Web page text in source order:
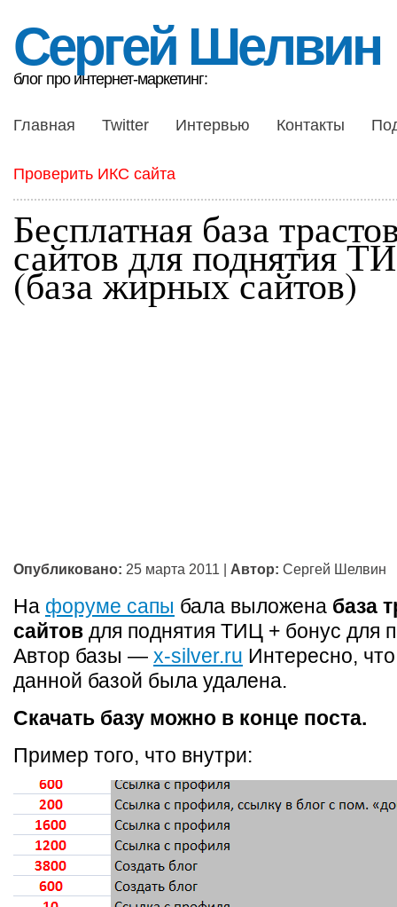
Сергей Шелвин
блог про интернет-маркетинг:
Главная Twitter Интервью Контакты
Проверить ИКС сайта
Бесплатная база
сайтов для поднятия
(база жирных сайтов)
Опубликовано: 25 марта 2011 | Автор: Сергей Шелвин
На форуме сапы бала выложена база
сайтов для поднятия ТИЦ + бонус для
Автор базы — x-silver.ru Интересно,
данной базой была удалена.
Скачать базу можно в конце поста.
Пример того, что внутри: